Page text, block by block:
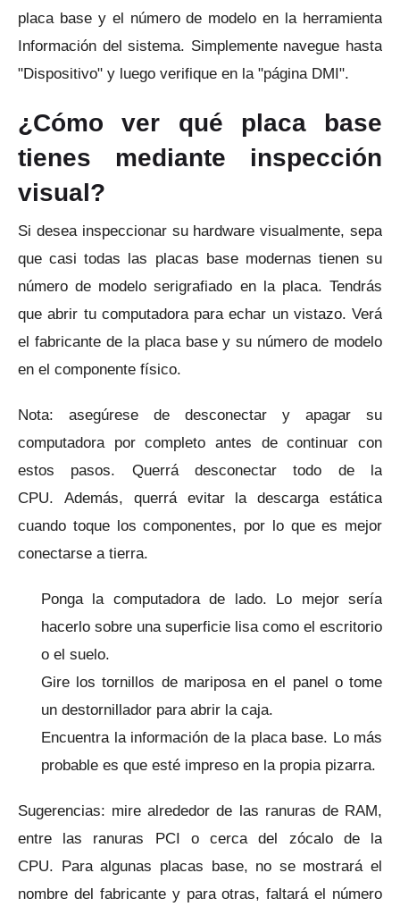
placa base y el número de modelo en la herramienta
Información del sistema. Simplemente navegue hasta
"Dispositivo" y luego verifique en la "página DMI".
¿Cómo ver qué placa base
tienes mediante inspección
visual?
Si desea inspeccionar su hardware visualmente, sepa
que casi todas las placas base modernas tienen su
número de modelo serigrafiado en la placa. Tendrás
que abrir tu computadora para echar un vistazo. Verá
el fabricante de la placa base y su número de modelo
en el componente físico.
Nota: asegúrese de desconectar y apagar su
computadora por completo antes de continuar con
estos pasos. Querrá desconectar todo de la
CPU. Además, querrá evitar la descarga estática
cuando toque los componentes, por lo que es mejor
conectarse a tierra.
Ponga la computadora de lado. Lo mejor sería
hacerlo sobre una superficie lisa como el escritorio
o el suelo.
Gire los tornillos de mariposa en el panel o tome
un destornillador para abrir la caja.
Encuentra la información de la placa base. Lo más
probable es que esté impreso en la propia pizarra.
Sugerencias: mire alrededor de las ranuras de RAM,
entre las ranuras PCI o cerca del zócalo de la
CPU. Para algunas placas base, no se mostrará el
nombre del fabricante y para otras, faltará el número